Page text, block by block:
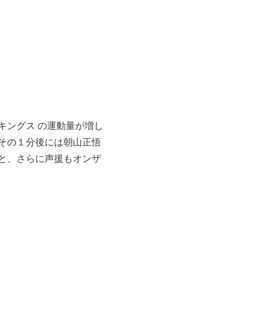
ングス の運動量が増し
の１分後には朝山正悟
、さらに声援もオンザ